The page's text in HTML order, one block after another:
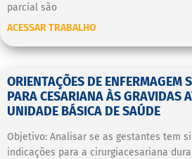
parcial são
ACESSAR TRABALHO
ORIENTAÇÕES DE ENFERMAGEM
PARA CESARIANA ÀS GRAVIDAS
UNIDADE BÁSICA DE SAÚDE
Objetivo: Analisar se as gestantes tem
indicações para a cirurgiacesariana